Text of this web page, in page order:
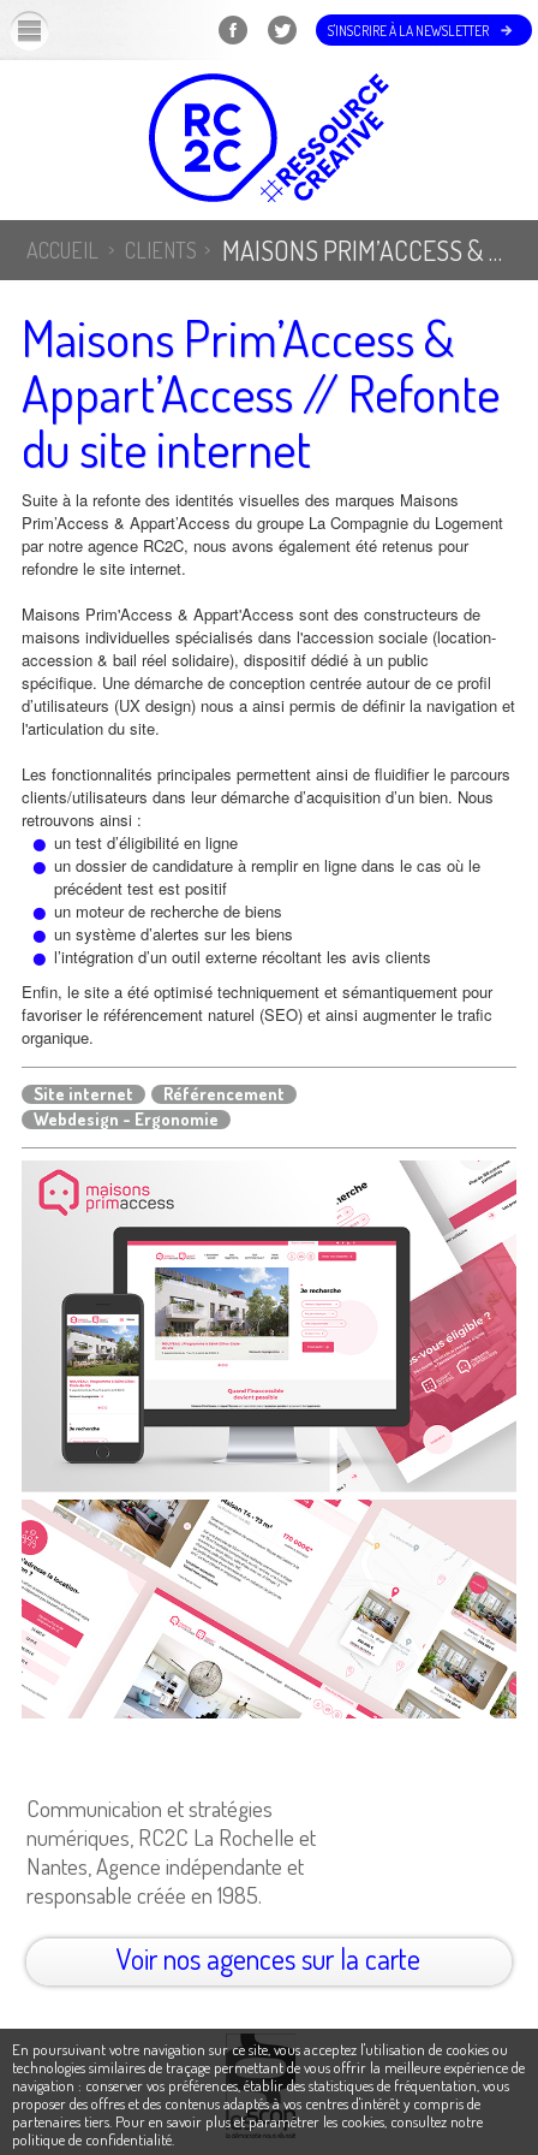
S'INSCRIRE À LA NEWSLETTER
ACCUEIL CLIENTS MAISONS PRIM’ACCESS & APPART’ACCESS // REFONTE DU SITE INTERNET
Maisons Prim’Access &
Appart’Access // Refonte
du site internet
Suite à la refonte des identités visuelles des marques Maisons
Prim’Access & Appart’Access du groupe La Compagnie du Logement
par notre agence RC2C, nous avons également été retenus pour
refondre le site internet.
Maisons Prim'Access & Appart'Access sont des constructeurs de
maisons individuelles spécialisés dans l'accession sociale (location-
accession & bail réel solidaire), dispositif dédié à un public
spécifique. Une démarche de conception centrée autour de ce profil
d’utilisateurs (UX design) nous a ainsi permis de définir la navigation et
l'articulation du site.
Les fonctionnalités principales permettent ainsi de fluidifier le parcours
clients/utilisateurs dans leur démarche d’acquisition d’un bien. Nous
retrouvons ainsi :
un test d’éligibilité en ligne
un dossier de candidature à remplir en ligne dans le cas où le
précédent test est positif
un moteur de recherche de biens
un système d’alertes sur les biens
l’intégration d’un outil externe récoltant les avis clients
Enfin, le site a été optimisé techniquement et sémantiquement pour
favoriser le référencement naturel (SEO) et ainsi augmenter le trafic
organique.
Site internet
Référencement
Webdesign - Ergonomie
Communication et stratégies
numériques, RC2C La Rochelle et
Nantes, Agence indépendante et
responsable créée en 1985.
Voir nos agences sur la carte
En poursuivant votre navigation sur ce site, vous acceptez l'utilisation de cookies ou
technologies similaires de traçage permettant de vous offrir la meilleure expérience de
navigation : conserver vos préférences, établir des statistiques de fréquentation, vous
proposer des offres et des contenus adaptés à vos centres d'intérêt y compris de
partenaires tiers. Pour en savoir plus et paramétrer les cookies, consultez notre
politique de confidentialité